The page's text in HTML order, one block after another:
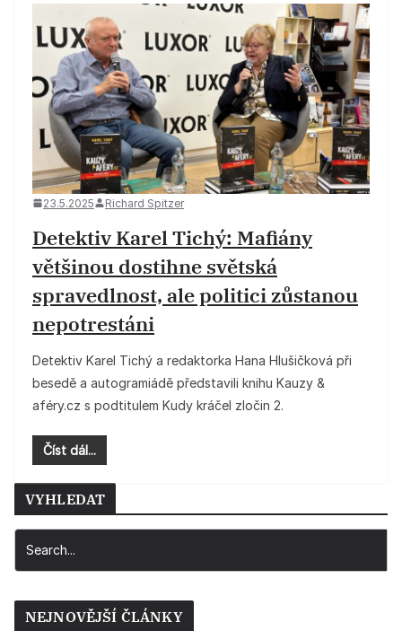
23.5.2025 Richard Spitzer
Detektiv Karel Tichý: Mafiány
většinou dostihne světská
spravedlnost, ale politici zůstanou
nepotrestáni
Detektiv Karel Tichý a redaktorka Hana Hlušičková při
besedě a autogramiádě představili knihu Kauzy &
aféry.cz s podtitulem Kudy kráčel zločin 2.
Číst dál...
VYHLEDAT
NEJNOVĚJŠÍ ČLÁNKY